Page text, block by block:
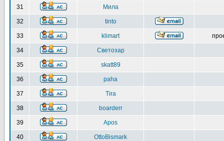
31 Мила
32 tinto
33 klimart
34 Светозар
35 skatt89
36 paha
37 Tira
38 boarderr
39 Apos
40 OttoBismark